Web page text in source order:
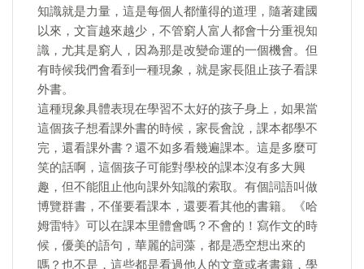
知識就是力量，這是每個人都懂得的道理，隨著建國
以來，文盲越來越少，不管窮人富人都會十分重視知
識，尤其是窮人，因為那是改變命運的一個機會。但
有時候我們會看到一種現象，就是家長阻止孩子看課
外書。
這種現象具體表現在學習不太好的孩子身上，如果當
這個孩子想看課外書的時候，家長會說，課本都學不
完，還看課外書？還不如多看幾遍課本。這是多麼可
笑的話啊，這個孩子可能對學校的課本沒有多大興
趣，但不能阻止他向課外知識的索取。有個詞語叫做
博覽群書，不僅要看課本，還要看其他的書籍。《哈
姆雷特》可以在課本里體會嗎？不會的！寫作文的時
候，優美的語句，華麗的詞藻，都是憑空想出來的
嗎？也不是，這些都是看過他人的文章或者書籍，學